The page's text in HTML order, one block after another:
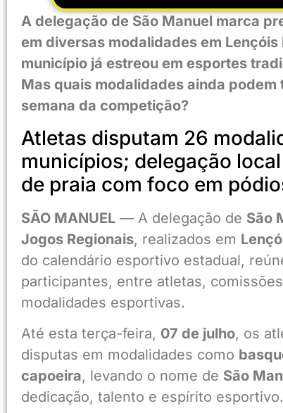
A delegação de São Manuel marca
em diversas modalidades em
município já estreou em esportes
Mas quais modalidades ainda
semana da competição?
Atletas disputam 26
municípios; delegação
de praia com foco em
SÃO MANUEL — A delegação de São
Jogos Regionais, realizados em
do calendário esportivo estadual,
participantes, entre atletas,
modalidades esportivas.
Até esta terça-feira, 07 de julho, os
disputas em modalidades como
capoeira, levando o nome de São
dedicação, talento e espírito esportivo.